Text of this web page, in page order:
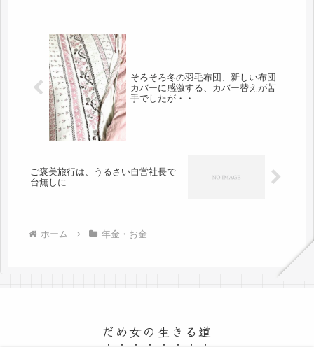
そろそろ冬の羽毛布団、新しい布団
カバーに感激する、カバー替えが苦
手でしたが・・
ご褒美旅行は、うるさい自営社長で
台無しに
ホーム 年金・お金
だめ女の生きる道